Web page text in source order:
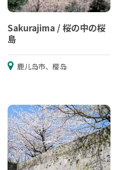
Sakurajima / 桜の中の桜
島
鹿儿岛市、樱岛